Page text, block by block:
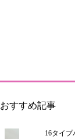
おすすめ記事
16タイ